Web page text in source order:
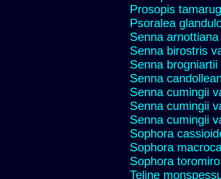
Prosopis
Psoralea
Senna
Senna birostris
Senna brogniartii
Senna
Senna cumingii
Senna cumingii
Senna cumingii
Sophora
Sophora
Sophora toromiro
Teline